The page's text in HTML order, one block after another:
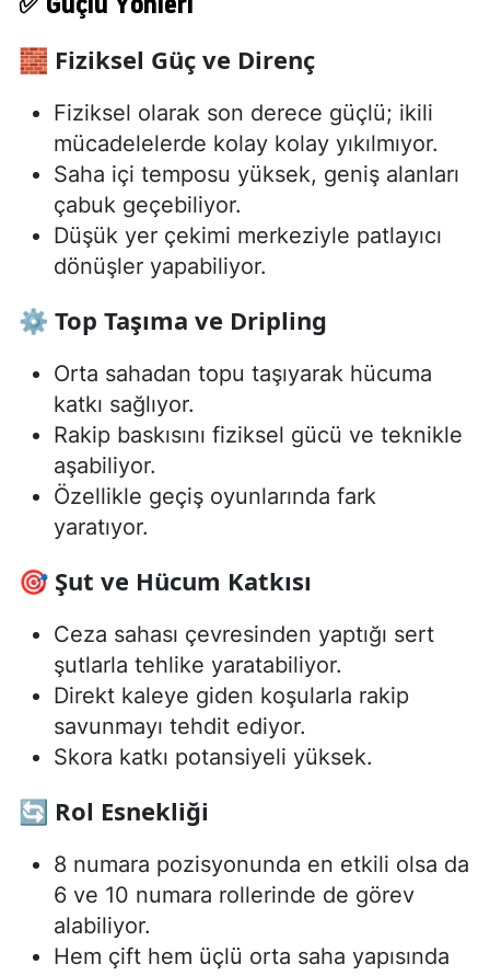
🧱 Fiziksel Güç ve Direnç
Fiziksel olarak son derece güçlü; ikili
mücadelelerde kolay kolay yıkılmıyor.
Saha içi temposu yüksek, geniş alanları
çabuk geçebiliyor.
Düşük yer çekimi merkeziyle patlayıcı
dönüşler yapabiliyor.
⚙️ Top Taşıma ve Dripling
Orta sahadan topu taşıyarak hücuma
katkı sağlıyor.
Rakip baskısını fiziksel gücü ve teknikle
aşabiliyor.
Özellikle geçiş oyunlarında fark
yaratıyor.
🎯 Şut ve Hücum Katkısı
Ceza sahası çevresinden yaptığı sert
şutlarla tehlike yaratabiliyor.
Direkt kaleye giden koşularla rakip
savunmayı tehdit ediyor.
Skora katkı potansiyeli yüksek.
🔄 Rol Esnekliği
8 numara pozisyonunda en etkili olsa da
6 ve 10 numara rollerinde de görev
alabiliyor.
Hem çift hem üçlü orta saha yapısında